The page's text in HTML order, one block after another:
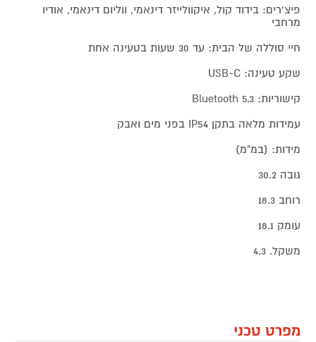
פיצ'רים: בידוד קול, איקוולייזר דינאמי, ווליום דינאמי, אודיו
מרחבי
חיי סוללה של הבית: עד 30 שעות בטעינה אחת
שקע טעינה: USB-C
קישוריות: Bluetooth 5.3
עמידות מלאה בתקן IP54 בפני מים ואבק
מידות: (במ"מ)
גובה 30.2
רוחב 18.3
עומק 18.1
משקל. 4.3
מפרט טכני